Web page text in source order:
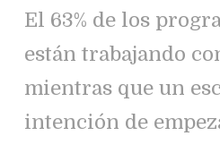
El 63% de los
están trabajando
mientras que un
intención de